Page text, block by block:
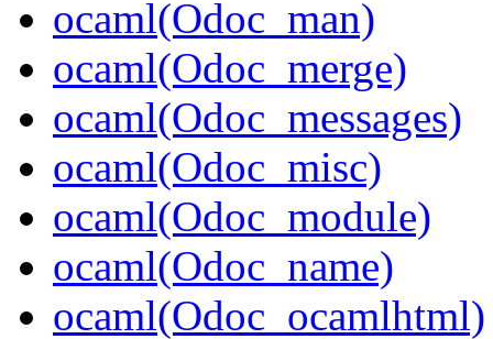
ocaml(Odoc_man)
ocaml(Odoc_merge)
ocaml(Odoc_messages)
ocaml(Odoc_misc)
ocaml(Odoc_module)
ocaml(Odoc_name)
ocaml(Odoc_ocamlhtml)